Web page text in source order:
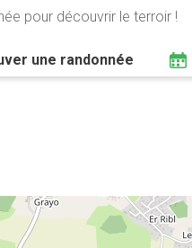
pour découvrir le terroir !
une randonnée